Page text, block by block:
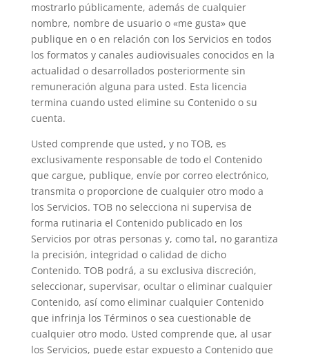
mostrarlo públicamente, además de cualquier
nombre, nombre de usuario o «me gusta» que
publique en o en relación con los Servicios en todos
los formatos y canales audiovisuales conocidos en la
actualidad o desarrollados posteriormente sin
remuneración alguna para usted. Esta licencia
termina cuando usted elimine su Contenido o su
cuenta.
Usted comprende que usted, y no TOB, es
exclusivamente responsable de todo el Contenido
que cargue, publique, envíe por correo electrónico,
transmita o proporcione de cualquier otro modo a
los Servicios. TOB no selecciona ni supervisa de
forma rutinaria el Contenido publicado en los
Servicios por otras personas y, como tal, no garantiza
la precisión, integridad o calidad de dicho
Contenido. TOB podrá, a su exclusiva discreción,
seleccionar, supervisar, ocultar o eliminar cualquier
Contenido, así como eliminar cualquier Contenido
que infrinja los Términos o sea cuestionable de
cualquier otro modo. Usted comprende que, al usar
los Servicios, puede estar expuesto a Contenido que